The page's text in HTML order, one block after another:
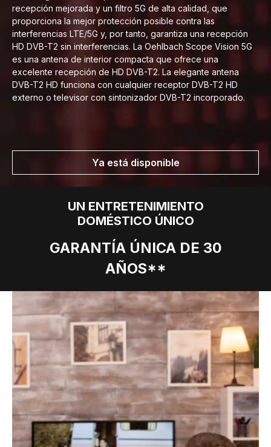
recepción mejorada y un filtro 5G de alta calidad, que
proporciona la mejor protección posible contra las
interferencias LTE/5G y, por tanto, garantiza una recepción
HD DVB-T2 sin interferencias. La Oehlbach Scope Vision 5G
es una antena de interior compacta que ofrece una
excelente recepción de HD DVB-T2. La elegante antena
DVB-T2 HD funciona con cualquier receptor DVB-T2 HD
externo o televisor con sintonizador DVB-T2 incorporado.
Ya está disponible
UN ENTRETENIMIENTO
DOMÉSTICO ÚNICO
GARANTÍA ÚNICA DE 30
AÑOS**